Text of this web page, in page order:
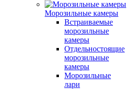
Морозильные камеры
Встраиваемые
морозильные
камеры
Отдельностоящие
морозильные
камеры
Морозильные
лари